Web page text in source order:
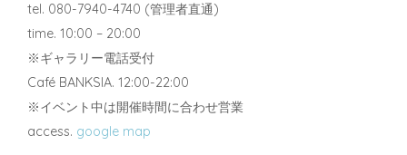
tel. 080-7940-4740 (管理者直通)
time. 10:00 – 20:00
※ギャラリー電話受付
Café BANKSIA. 12:00-22:00
※イベント中は開催時間に合わせ営業
access. google map